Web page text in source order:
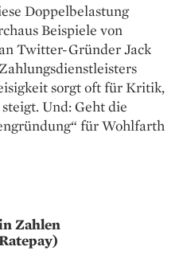
Doppelbelastung
Beispiele von
Twitter-Gründer Jack
sorgt oft für Kritik,
Und: Geht die
für Wohlfarth
Zahlen